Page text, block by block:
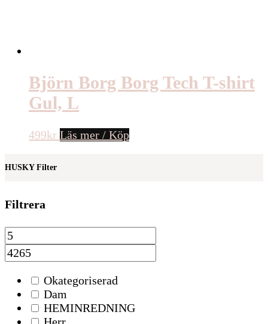
Björn Borg Borg Tech T-shirt
Gul, L
499kr Läs mer / Köp
HUSKY Filter
Filtrera
Okategoriserad
Dam
HEMINREDNING